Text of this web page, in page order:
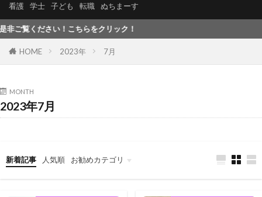
看護 学士 子ども 転職 ぬちまーす
ください！こちらをクリック！
HOME 2023年 7月
MONTH
2023年7月
新着記事 人気順 お勧めカテゴリ